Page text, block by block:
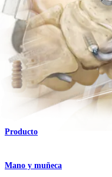
Procedimiento
Hombro
Twin Tail TightRope®
Producto
Mano y muñeca